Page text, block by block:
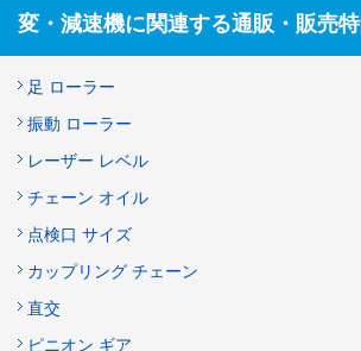
変・減速機に関連する通販・販売
足 ローラー
振動 ローラー
レーザー レベル
チェーン オイル
点検口 サイズ
カップリング チェーン
直交
ピニオン ギア